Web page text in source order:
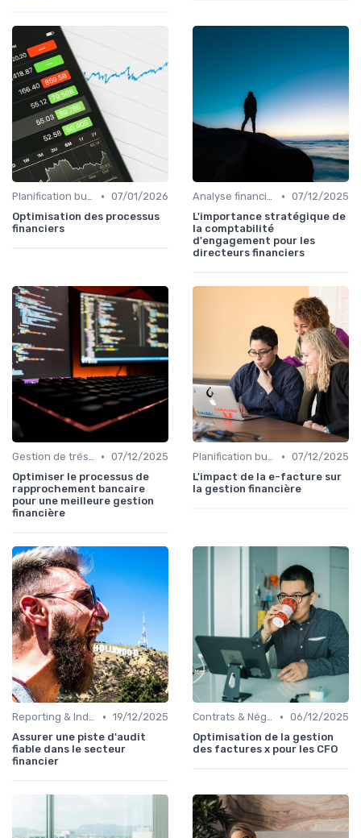
Planification budgétaire • 07/01/2026
Optimisation des processus
financiers
Analyse financière • 07/12/2025
L'importance stratégique de
la comptabilité
d'engagement pour les
directeurs financiers
Gestion de trésorerie • 07/12/2025
Optimiser le processus de
rapprochement bancaire
pour une meilleure gestion
financière
Planification budgétaire • 07/12/2025
L'impact de la e-facture sur
la gestion financière
Reporting & Indicateurs • 19/12/2025
Assurer une piste d'audit
fiable dans le secteur
financier
Contrats & Négociations • 06/12/2025
Optimisation de la gestion
des factures x pour les CFO